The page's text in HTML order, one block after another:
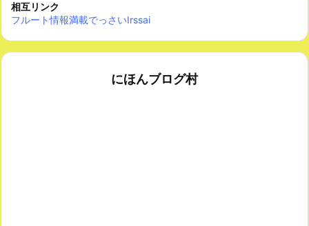
相互リンク
フルート情報満載でっさいIrssai
にほんブログ村